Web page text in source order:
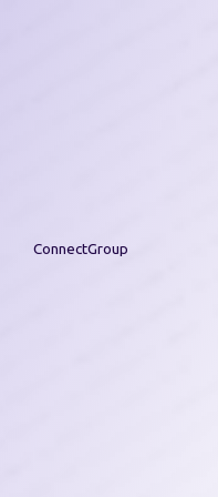
ConnectGroup